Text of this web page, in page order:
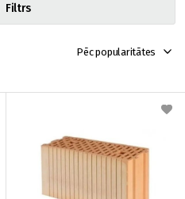
Filtrs
Pēc popularitātes